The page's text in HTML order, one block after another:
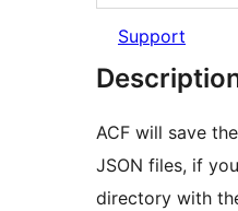
Support
ACF will save
JSON files, if
directory with